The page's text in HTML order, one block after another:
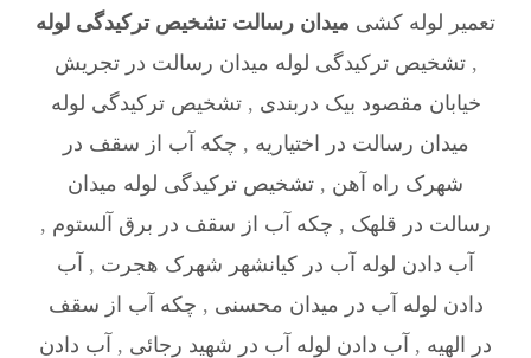
تعمیر لوله کشی میدان رسالت تشخیص ترکیدگی لوله
,تشخیص ترکیدگی لوله میدان رسالت در تجریش
خیابان مقصود بیک دربندی ,تشخیص ترکیدگی لوله
میدان رسالت در اختیاریه , چکه آب از سقف در
شهرک راه آهن , تشخیص ترکیدگی لوله میدان
رسالت در قلهک , چکه آب از سقف در برق آلستوم ,
آب دادن لوله آب در کیانشهر شهرک هجرت , آب
دادن لوله آب در میدان محسنی , چکه آب از سقف
در الهیه , آب دادن لوله آب در شهید رجائی , آب دادن